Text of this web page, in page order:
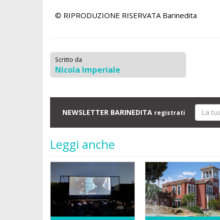
© RIPRODUZIONE RISERVATA Barinedita
Scritto da
Nicola Imperiale
NEWSLETTER BARINEDITA registrati
Leggi anche